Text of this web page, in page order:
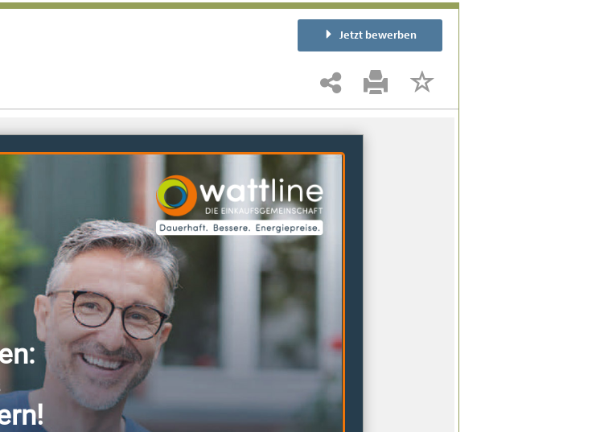
Jetzt bewerben